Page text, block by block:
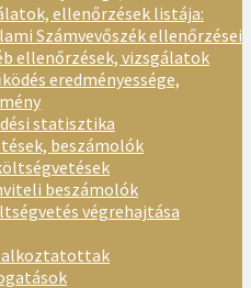
ellenőrzések listája:
Számvevőszék ellenőrzései
ellenőrzések, vizsgálatok
eredményessége,
statisztika
beszámolók
beszámolók
végrehajtása